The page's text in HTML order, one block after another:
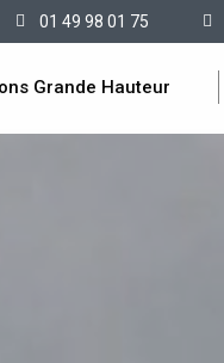
01 49 98 01 75
Grande Hauteur